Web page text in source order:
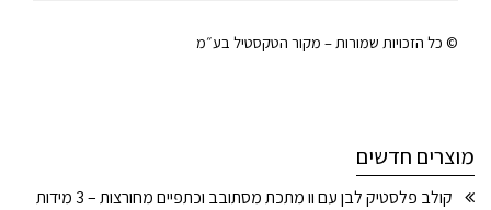
© כל הזכויות שמורות – מקור הטקסטיל בע״מ
מוצרים חדשים
קולב פלסטיק לבן עם וו מתכת מסתובב וכתפיים מחורצות – 3 מידות